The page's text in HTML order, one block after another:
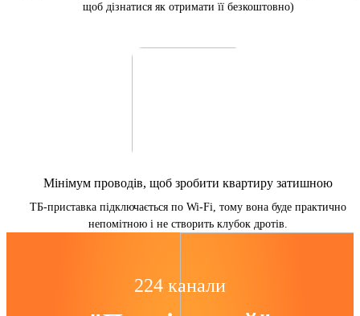
щоб дізнатися як отримати її безкоштовно)
Мінімум проводів, щоб зробити квартиру затишною
ТБ-приставка підключається по Wi-Fi, тому вона буде практично
непомітною і не створить клубок дротів.
224 канали